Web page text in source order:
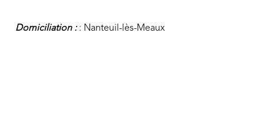
Domiciliation : : Nanteuil-lès-Meaux